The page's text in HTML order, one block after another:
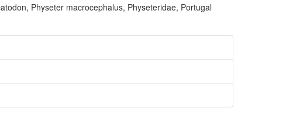
Physeter macrocephalus, Physeteridae, Portugal